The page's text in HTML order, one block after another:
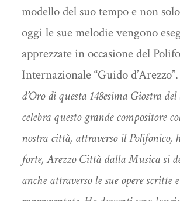
modello del suo tempo e non
oggi le sue melodie vengono
apprezzate in occasione del
Internazionale “Guido d’Arezzo”.
d’Oro di questa 148esima Giostra
celebra questo grande compositore
nostra città, attraverso il Polifonico,
forte, Arezzo Città dalla Musica si
anche attraverso le sue opere scritte e